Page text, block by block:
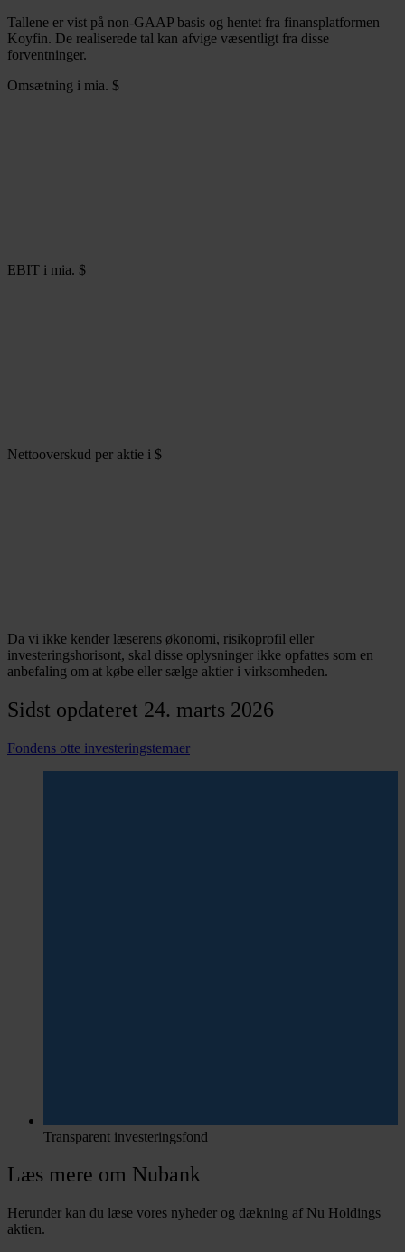
Tallene er vist på non-GAAP basis og hentet fra finansplatformen
Koyfin. De realiserede tal kan afvige væsentligt fra disse
forventninger.
Omsætning i mia. $
EBIT i mia. $
Nettooverskud per aktie i $
Da vi ikke kender læserens økonomi, risikoprofil eller
investeringshorisont, skal disse oplysninger ikke opfattes som en
anbefaling om at købe eller sælge aktier i virksomheden.
Sidst opdateret 24. marts 2026
Fondens otte investeringstemaer
Transparent investeringsfond
Læs mere om Nubank
Herunder kan du læse vores nyheder og dækning af Nu Holdings
aktien.